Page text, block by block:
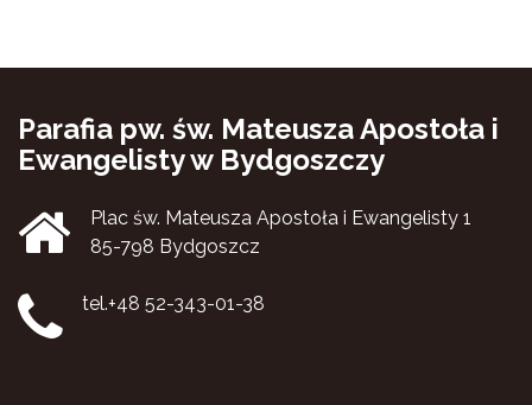
Parafia pw. św. Mateusza Apostoła i
Ewangelisty w Bydgoszczy
Plac św. Mateusza Apostoła i Ewangelisty 1
85-798 Bydgoszcz
tel.+48 52-343-01-38